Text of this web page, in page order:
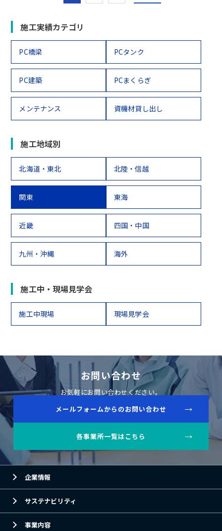
施工実績カテゴリ
PC橋梁 PCタンク
PC建築 PCまくらぎ
メンテナンス 資機材貸し出し
施工地域別
北海道・東北 北陸・信越
関東 東海
近畿 四国・中国
九州・沖縄 海外
施工中・現場見学会
施工中現場 現場見学会
お問い合わせ
お気軽にお問い合わせください。
メールフォームからのお問い合わせ
各事業所一覧はこちら
企業情報
サステナビリティ
事業内容